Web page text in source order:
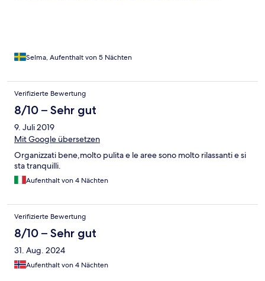
Selma, Aufenthalt von 5 Nächten
Verifizierte Bewertung
8/10 – Sehr gut
9. Juli 2019
Mit Google übersetzen
Organizzati bene,molto pulita e le aree sono molto rilassanti e si
sta tranquilli.
Aufenthalt von 4 Nächten
Verifizierte Bewertung
8/10 – Sehr gut
31. Aug. 2024
Aufenthalt von 4 Nächten